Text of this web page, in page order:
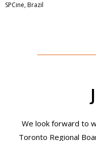
SPCine, Brazil
We look forward to
Toronto Regional